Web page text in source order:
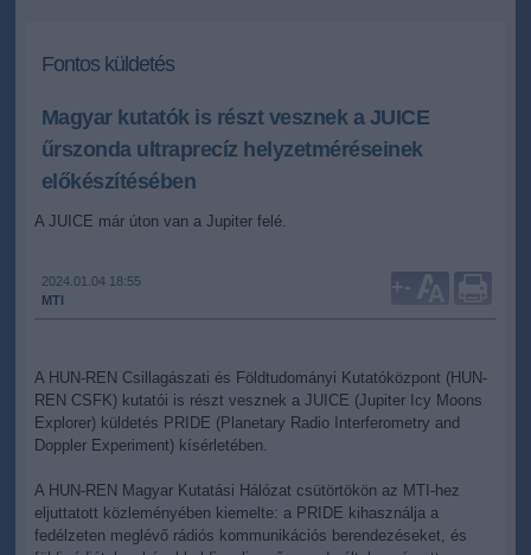
Fontos küldetés
Magyar kutatók is részt vesznek a JUICE
űrszonda ultraprecíz helyzetméréseinek
előkészítésében
A JUICE már úton van a Jupiter felé.
2024.01.04 18:55
MTI
+-
A HUN-REN Csillagászati és Földtudományi Kutatóközpont (HUN-
REN CSFK) kutatói is részt vesznek a JUICE (Jupiter Icy Moons
Explorer) küldetés PRIDE (Planetary Radio Interferometry and
Doppler Experiment) kísérletében.
A HUN-REN Magyar Kutatási Hálózat csütörtökön az MTI-hez
eljuttatott közleményében kiemelte: a PRIDE kihasználja a
fedélzeten meglévő rádiós kommunikációs berendezéseket, és